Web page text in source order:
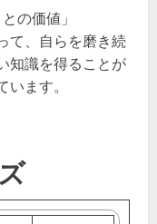
の価値」
て、自らを磨き続
知識を得ることが
ます。